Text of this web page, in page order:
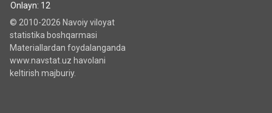
Onlayn: 12
© 2010-2026 Navoiy viloyat
statistika boshqarmasi
Materiallardan foydalanganda
www.navstat.uz havolani
keltirish majburiy.